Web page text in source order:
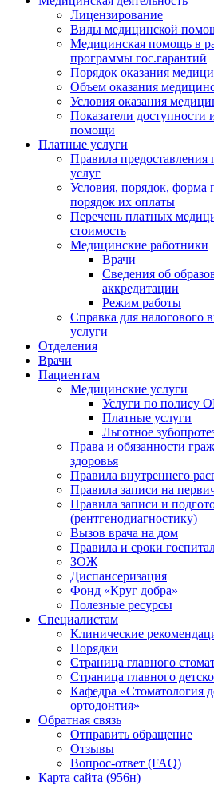
Лицензирование
Виды медицинской
Медицинская помощь в
программы гос.гарантий
Порядок оказания
Объем оказания
Условия оказания
Показатели доступности
помощи
Платные услуги
Правила
услуг
Условия, порядок, форма
порядок их оплаты
Перечень платных
стоимость
Медицинские работники
Врачи
Сведения об
аккредитации
Режим работы
Справка для налогового
услуги
Отделения
Врачи
Пациентам
Медицинские услуги
Услуги по полису
Платные услуги
Льготное
Права и обязанности
здоровья
Правила внутреннего
Правила записи на
Правила записи и
(рентгенодиагностику)
Вызов врача на дом
Правила и сроки
ЗОЖ
Диспансеризация
Фонд «Круг добра»
Полезные ресурсы
Специалистам
Клинические
Порядки
Страница главного
Страница главного
Кафедра «Стоматология
ортодонтия»
Обратная связь
Отправить обращение
Отзывы
Вопрос-ответ (FAQ)
Карта сайта (956н)